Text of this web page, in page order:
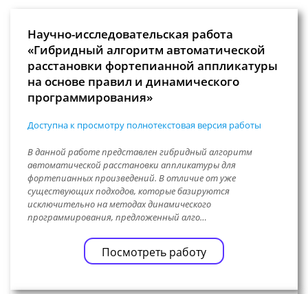
Научно-исследовательская работа
«Гибридный алгоритм автоматической
расстановки фортепианной аппликатуры
на основе правил и динамического
программирования»
Доступна к просмотру полнотекстовая версия работы
В данной работе представлен гибридный алгоритм
автоматической расстановки аппликатуры для
фортепианных произведений. В отличие от уже
существующих подходов, которые базируются
исключительно на методах динамического
программирования, предложенный алго…
Посмотреть работу